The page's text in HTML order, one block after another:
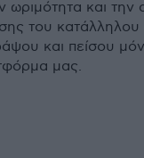
και την
του κατάλληλου
και πείσου
μας.